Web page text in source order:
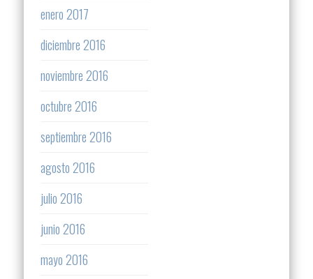
enero 2017
diciembre 2016
noviembre 2016
octubre 2016
septiembre 2016
agosto 2016
julio 2016
junio 2016
mayo 2016